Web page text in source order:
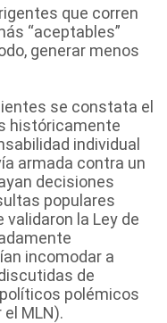
que corren
“aceptables”
generar menos
se constata el
históricamente
individual
armada contra un
decisiones
populares
la Ley de
incomodar a
de
polémicos
MLN).